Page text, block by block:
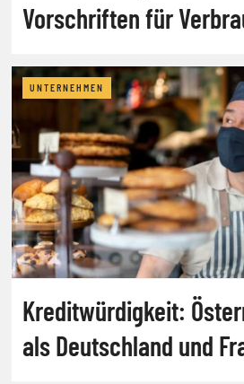
Vorschriften für
UNTERNEHMEN
Kreditwürdigkeit:
als Deutschland und